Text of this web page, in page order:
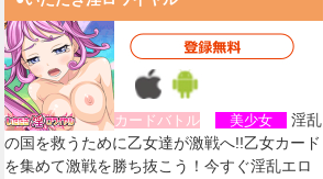
カードバトル 美少女
淫乱
の国を救うために乙女達が激戦へ!!乙女カード
を集めて激戦を勝ち抜こう！今すぐ淫乱エロ